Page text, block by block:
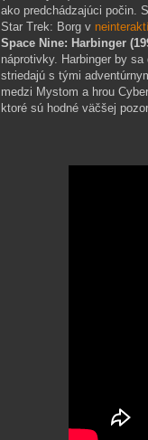
ako predchádzajúci počin.
Star Trek: Borg v
Space Nine: Harbinger
náprotivky. Harbinger by
striedajú s tými
medzi Mystom a hrou
ktoré sú hodné väčšej